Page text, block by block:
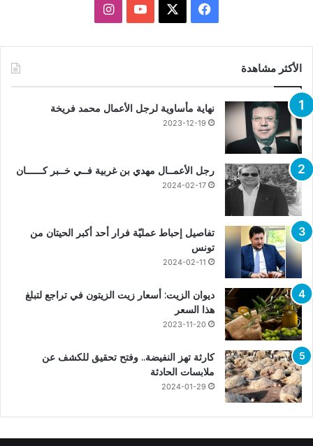
فيسبوك يوتيوبانستقرام
الأكثر مشاهدة
نهاية مأساوية لرجل الأعمال محمد فريخة
2023-12-19
رجل الأعمــال مهدي بن غربية فــي خــبر كــــــان
2024-02-17
تفاصيل إحباط عمليّة فرار أحد أكبر الحيتان من
تونس
2024-02-11
ديوان الزيت: أسعار زيت الزيتون في تراجع لتبلغ
هذا السعر
2023-11-20
كارثة تهز النفيضة.. وفتح تحقيق للكشف عن
ملابسات الحادثة
2024-01-29